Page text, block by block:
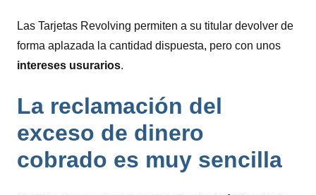
Las Tarjetas Revolving permiten a su titular devolver de
forma aplazada la cantidad dispuesta, pero con unos
intereses usurarios.
La reclamación del
exceso de dinero
cobrado es muy sencilla